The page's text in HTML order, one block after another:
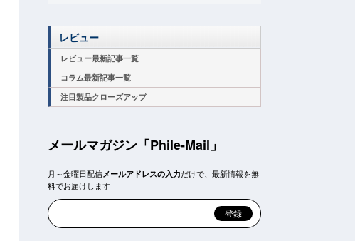
レビュー
レビュー最新記事一覧
コラム最新記事一覧
注目製品クローズアップ
メールマガジン「Phile-Mail」
月～金曜日配信メールアドレスの入力だけで、最新情報を無
料でお届けします